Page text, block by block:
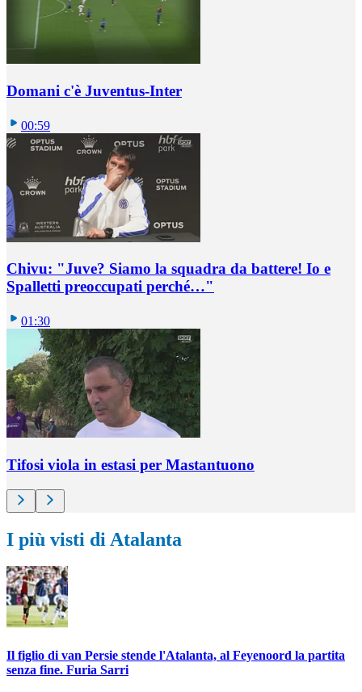
Domani c'è Juventus-Inter
00:59
Chivu: "Juve? Siamo la squadra da battere! Io e
Spalletti preoccupati perché…"
01:30
Tifosi viola in estasi per Mastantuono
I più visti di Atalanta
Il figlio di van Persie stende l'Atalanta, al Feyenoord la partita
senza fine. Furia Sarri